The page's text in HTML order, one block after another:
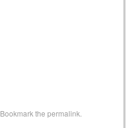
. Bookmark thepermalink